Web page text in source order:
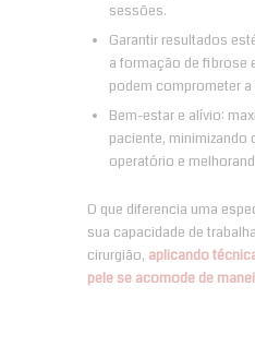
sessões.
Garantir resultados
a formação de fibrose
podem comprometer
Bem-estar e alívio:
paciente,
operatório e
O que diferencia uma
sua capacidade de
cirurgião, aplicando
pele se acomode de